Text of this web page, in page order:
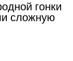
гонки
сложную